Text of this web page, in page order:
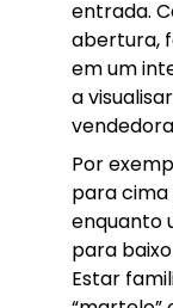
entrada.
abertura,
em um
a
Por
para cima
enquanto
para
Estar